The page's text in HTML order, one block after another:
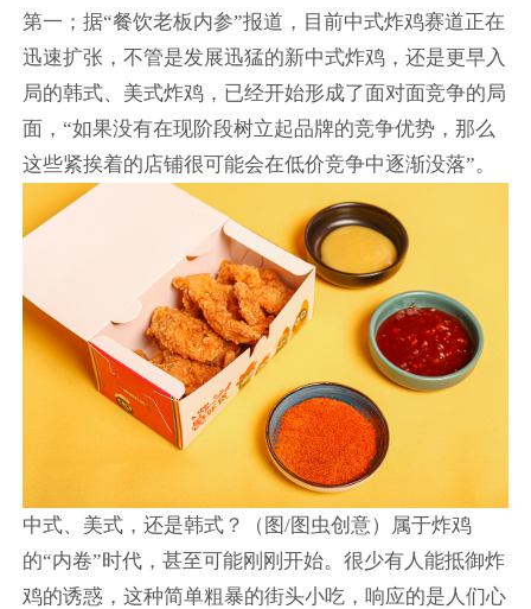
第一；据“餐饮老板内参”报道，目前中式炸鸡赛道正在
迅速扩张，不管是发展迅猛的新中式炸鸡，还是更早入
局的韩式、美式炸鸡，已经开始形成了面对面竞争的局
面，“如果没有在现阶段树立起品牌的竞争优势，那么
这些紧挨着的店铺很可能会在低价竞争中逐渐没落”。
中式、美式，还是韩式？（图/图虫创意）属于炸鸡
的“内卷”时代，甚至可能刚刚开始。很少有人能抵御炸
鸡的诱惑，这种简单粗暴的街头小吃，响应的是人们心